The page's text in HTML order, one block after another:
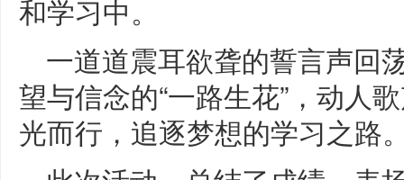
和学习中。
一道道震耳欲聋的誓言声回
望与信念的“一路生花”，动人
光而行，追逐梦想的学习之路